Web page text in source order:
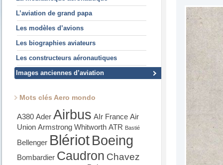
L’aviation de grand papa
Les modèles d’avions
Les biographies aviateurs
Les constructeurs aéronautiques
Images anciennes d’aviation
Mots clés Aero mondo
A380 Ader Airbus AIr France Air
Union Armstrong Whitworth ATR Bastié
Bellenger Blériot Boeing
Bombardier Caudron Chavez